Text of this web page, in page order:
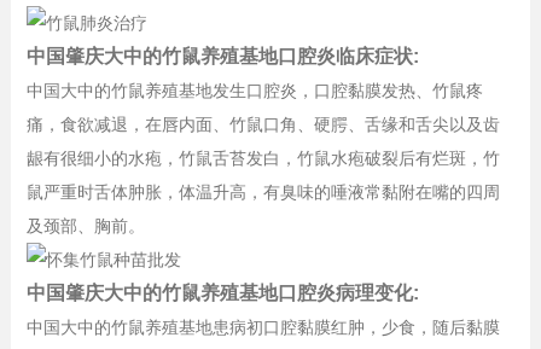
中国肇庆大中的竹鼠养殖基地口腔炎临床症状:
中国大中的竹鼠养殖基地发生口腔炎，口腔黏膜发热、竹鼠疼
痛，食欲减退，在唇内面、竹鼠口角、硬腭、舌缘和舌尖以及齿
龈有很细小的水疱，竹鼠舌苔发白，竹鼠水疱破裂后有烂斑，竹
鼠严重时舌体肿胀，体温升高，有臭味的唾液常黏附在嘴的四周
及颈部、胸前。
中国肇庆大中的竹鼠养殖基地口腔炎病理变化:
中国大中的竹鼠养殖基地患病初口腔黏膜红肿，少食，随后黏膜